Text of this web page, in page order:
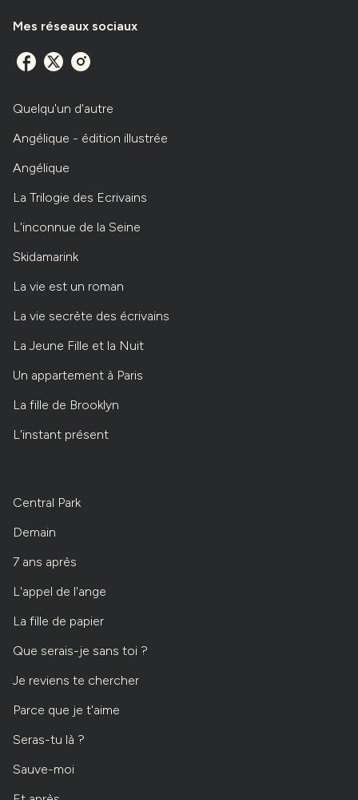
Mes réseaux sociaux
Quelqu'un d'autre
Angélique - édition illustrée
Angélique
La Trilogie des Ecrivains
L'inconnue de la Seine
Skidamarink
La vie est un roman
La vie secrète des écrivains
La Jeune Fille et la Nuit
Un appartement à Paris
La fille de Brooklyn
L'instant présent
Central Park
Demain
7 ans après
L'appel de l'ange
La fille de papier
Que serais-je sans toi ?
Je reviens te chercher
Parce que je t'aime
Seras-tu là ?
Sauve-moi